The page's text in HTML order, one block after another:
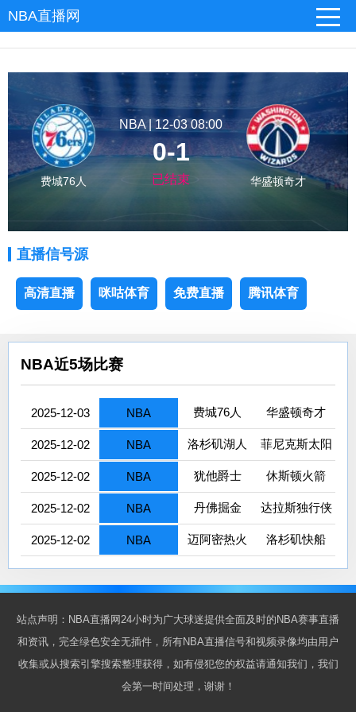
NBA直播网
费城76人
NBA | 12-03 08:00
0-1
已结束 华盛顿奇才
直播信号源
高清直播 咪咕体育 免费直播 腾讯体育
NBA近5场比赛
2025-12-03 NBA 费城76人 华盛顿奇才
2025-12-02 NBA 洛杉矶湖人 菲尼克斯太阳
2025-12-02 NBA 犹他爵士 休斯顿火箭
2025-12-02 NBA 丹佛掘金 达拉斯独行侠
2025-12-02 NBA 迈阿密热火 洛杉矶快船
站点声明：NBA直播网24小时为广大球迷提供全面及时的NBA赛事直播
和资讯，完全绿色安全无插件，所有NBA直播信号和视频录像均由用户
收集或从搜索引擎搜索整理获得，如有侵犯您的权益请通知我们，我们
会第一时间处理，谢谢！